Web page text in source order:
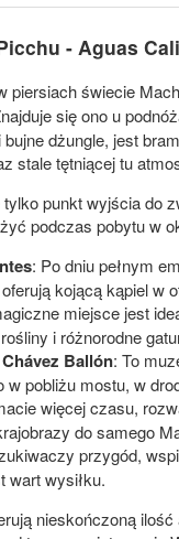
- Aguas
piersiach świecie
się ono u
dżungle, jest
stale tętniącej tu
punkt wyjścia do
podczas pobytu w
: Po dniu pełnym
kojącą kąpiel w
miejsce jest
i różnorodne
Ballón: To
w pobliżu mostu, w
więcej czasu,
do samego
przygód,
wart wysiłku.
nieskończoną